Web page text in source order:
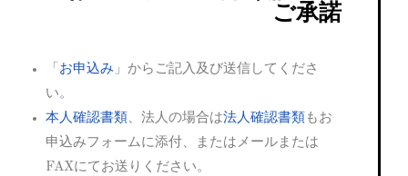
ご承諾
「 お申込み 」からご記入及び送信してくださ
い。
本人確認書類 、法人の場合は法人確認書類 もお
申込みフォームに添付、またはメールまたは
FAXにてお送りください。